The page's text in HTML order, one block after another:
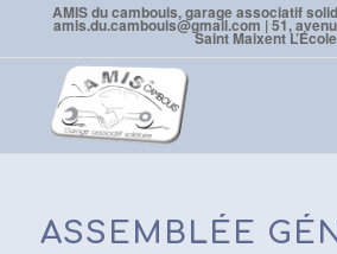
AMIS du cambouis, garage associatif
amis.du.cambouis@gmail.com | 51,
Saint Maixent L’École
ASSEMBLÉE